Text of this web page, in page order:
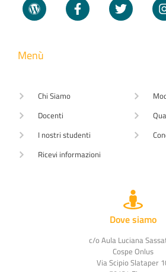
Menù
Chi Siamo
Docenti
I nostri studenti
Ricevi informazioni
Dove siamo
c/o Aula Luciana
Cospe Onlus
Via Scipio Slataper